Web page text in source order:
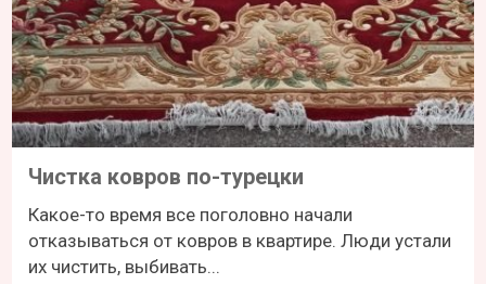
Чистка ковров по-турецки
Какое-то время все поголовно начали
отказываться от ковров в квартире. Люди устали
их чистить, выбивать...